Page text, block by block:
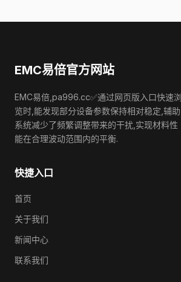
EMC易倍官方网站
EMC易倍,pa996.cc✅通过网页版入口快速浏
览时,能发现部分设备参数保持相对稳定,辅助
系统减少了频繁调整带来的干扰,实现材料性
能在合理波动范围内的平衡.
快捷入口
首页
关于我们
新闻中心
联系我们